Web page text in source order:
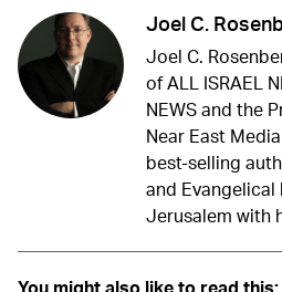
Joel C.
Joel C.
of ALL ISRAEL
NEWS and the
Near East
best-selling
and Evangelical
Jerusalem with
You might also like to read this: